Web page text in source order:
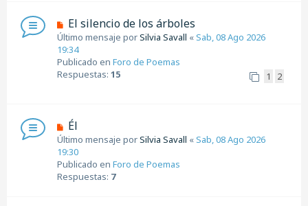
s
a
j
e
N
u
e
v
o
s
a
j
e
El silencio de los árboles
Último mensaje porSilvia Savall «Sab, 08 Ago 2026
19:34
Publicado en Foro de Poemas
Respuestas: 15 1 2
N
u
e
v
o
Él
Último mensaje porSilvia Savall «Sab, 08 Ago 2026
19:30
Publicado en Foro de Poemas
Respuestas: 7